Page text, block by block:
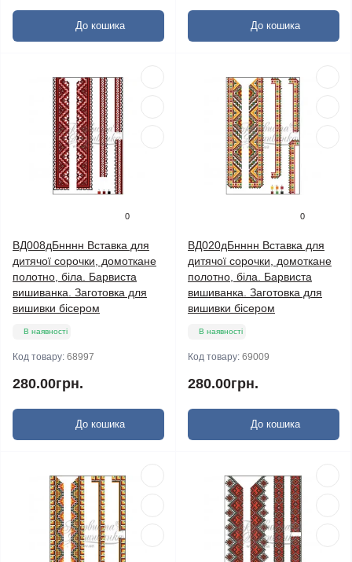
До кошика До кошика
0
ВД008дБнннн Вставка для
дитячої сорочки, домоткане
полотно, біла. Барвиста
вишиванка. Заготовка для
вишивки бісером
В наявності
Код товару: 68997
280.00грн.
До кошика
0
ВД020дБнннн Вставка для
дитячої сорочки, домоткане
полотно, біла. Барвиста
вишиванка. Заготовка для
вишивки бісером
В наявності
Код товару: 69009
280.00грн.
До кошика